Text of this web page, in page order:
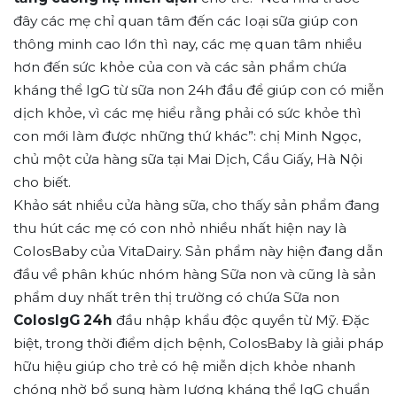
đây các mẹ chỉ quan tâm đến các loại sữa giúp con
thông minh cao lớn thì nay, các mẹ quan tâm nhiều
hơn đến sức khỏe của con và các sản phẩm chứa
kháng thể IgG từ sữa non 24h đầu để giúp con có miễn
dịch khỏe, vì các mẹ hiểu rằng phải có sức khỏe thì
con mới làm được những thứ khác”: chị Minh Ngọc,
chủ một cửa hàng sữa tại Mai Dịch, Cầu Giấy, Hà Nội
cho biết.
Khảo sát nhiều cửa hàng sữa, cho thấy sản phẩm đang
thu hút các mẹ có con nhỏ nhiều nhất hiện nay là
ColosBaby của VitaDairy. Sản phẩm này hiện đang dẫn
đầu về phân khúc nhóm hàng Sữa non và cũng là sản
phẩm duy nhất trên thị trường có chứa Sữa non
ColosIgG 24h đầu nhập khẩu độc quyền từ Mỹ. Đặc
biệt, trong thời điểm dịch bệnh, ColosBaby là giải pháp
hữu hiệu giúp cho trẻ có hệ miễn dịch khỏe nhanh
chóng nhờ bổ sung hàm lượng kháng thể IgG chuẩn